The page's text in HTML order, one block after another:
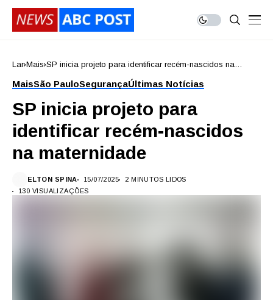
Lar Mais SP inicia projeto para identificar recém-nascidos na
MaisSão PauloSegurançaÚltimas Notícias
SP inicia projeto para
identificar recém-nascidos
na maternidade
ELTON SPINA 15/07/2025
2 MINUTOS LIDOS
130 VISUALIZAÇÕES